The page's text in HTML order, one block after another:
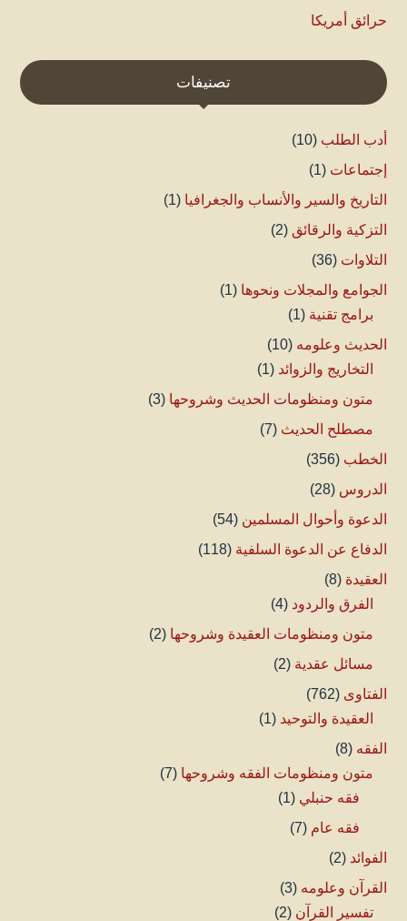
حرائق أمريكا
تصنيفات
أدب الطلب (10)
إجتماعات (1)
التاريخ والسير والأنساب والجغرافيا (1)
التزكية والرقائق (2)
التلاوات (36)
الجوامع والمجلات ونحوها (1)
برامج تقنية (1)
الحديث وعلومه (10)
التخاريج والزوائد (1)
متون ومنظومات الحديث وشروحها (3)
مصطلح الحديث (7)
الخطب (356)
الدروس (28)
الدعوة وأحوال المسلمين (54)
الدفاع عن الدعوة السلفية (118)
العقيدة (8)
الفرق والردود (4)
متون ومنظومات العقيدة وشروحها (2)
مسائل عقدية (2)
الفتاوى (762)
العقيدة والتوحيد (1)
الفقه (8)
متون ومنظومات الفقه وشروحها (7)
فقه حنبلي (1)
فقه عام (7)
الفوائد (2)
القرآن وعلومه (3)
تفسير القرآن (2)